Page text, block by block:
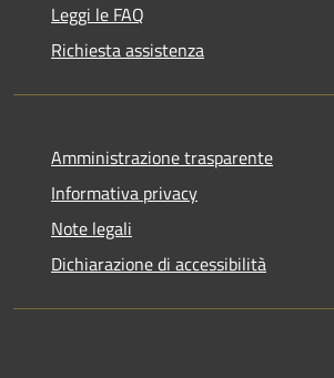
Leggi le FAQ
Richiesta assistenza
Amministrazione trasparente
Informativa privacy
Note legali
Dichiarazione di accessibilità